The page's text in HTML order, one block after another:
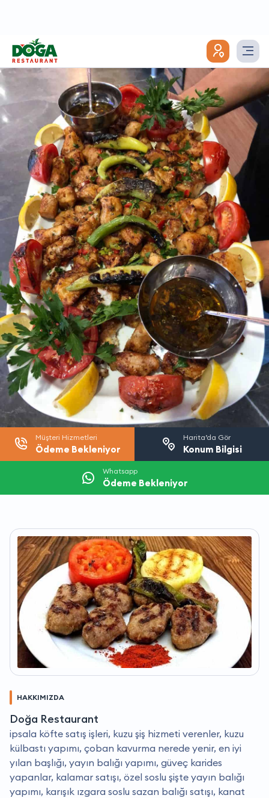
Müşteri Hizmetleri
Ödeme Bekleniyor
Harita’da Gör
Konum Bilgisi
Whatsapp
Ödeme Bekleniyor
HAKKIMIZDA
Doğa Restaurant
i̇psala köfte satış işleri, kuzu şiş hizmeti verenler, kuzu
külbastı yapımı, çoban kavurma nerede yenir, en iyi
yılan başlığı, yayın balığı yapımı, güveç karides
yapanlar, kalamar satışı, özel soslu şişte yayın balığı
yapımı, karışık ızgara soslu sazan balığı satışı, kanat